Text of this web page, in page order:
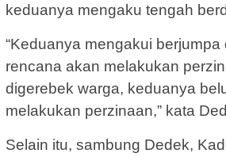
keduanya mengaku tengah
“Keduanya mengakui
rencana akan melakukan
digerebek warga, keduanya
melakukan perzinaan,” kata
Selain itu, sambung Dedek,